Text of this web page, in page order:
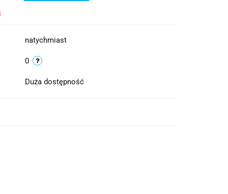
natychmiast
0
Duża dostępność